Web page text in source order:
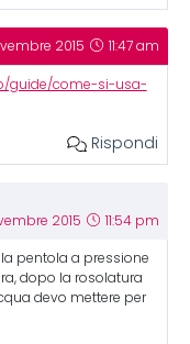
2015 11:47 am
guide/come-si-usa-
Rispondi
2015 11:54 pm
pentola a pressione
dopo la rosolatura
devo mettere per